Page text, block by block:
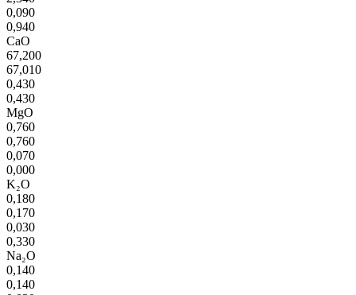
0,090
0,940
CaO
67,200
67,010
0,430
0,430
MgO
0,760
0,760
0,070
0,000
K₂O
0,180
0,170
0,030
0,330
Na₂O
0,140
0,140